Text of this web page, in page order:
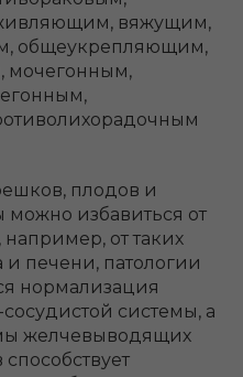
вяжущим,
общеукрепляющим,
плодов и
можно избавиться от
от таких
печени, патологии
нормализация
системы, а
желчевыводящих